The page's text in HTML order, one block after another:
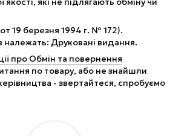
19 березня 1994 г. № 172).
належать: Друковані видання.
про Обмін та повернення
по товару, або не знайшли
- звертайтеся, спробуємо